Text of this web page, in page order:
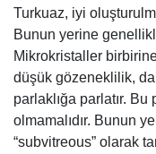
Turkuaz, iyi
Bunun yerine
Mikrokristaller
düşük gözeneklilik,
parlaklığa parlatır. Bu
olmamalıdır. Bunun
“subvitreous” olarak